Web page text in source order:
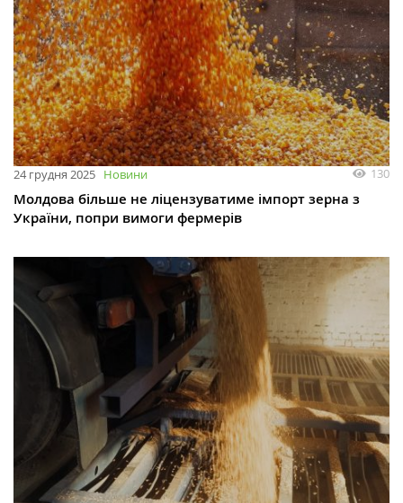
24 грудня 2025 Новини 130
Молдова більше не ліцензуватиме імпорт зерна з
України, попри вимоги фермерів